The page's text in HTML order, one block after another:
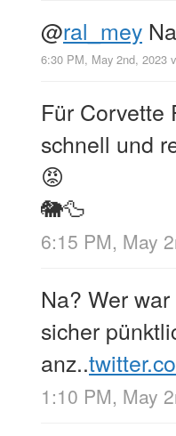
@ral_mey
6:30 PM, May 2nd, 2023
Für Corvette
schnell und
😡
🐘🦆
6:15 PM, May
Na? Wer
sicher
anz..
1:10 PM, May